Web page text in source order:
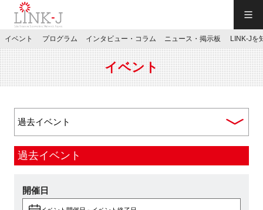
JP／EN
イベント プログラム インタビュー・コラム ニュース・掲示板 LINK-Jを
イベント
過去イベント
開催日